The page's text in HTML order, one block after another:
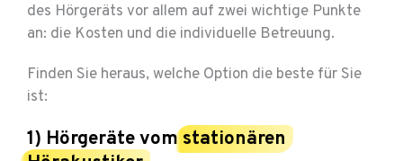
des Hörgeräts vor allem auf zwei wichtige Punkte
an: die Kosten und die individuelle Betreuung.
Finden Sie heraus, welche Option die beste für Sie
ist:
1) Hörgeräte vomstationären